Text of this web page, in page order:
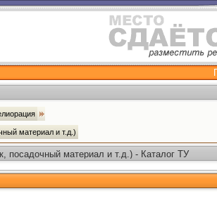
материал и т.д.)
посадочный материал и т.д.) - Каталог ТУ